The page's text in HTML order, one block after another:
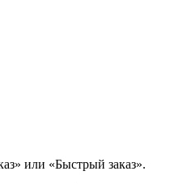
или «Быстрый заказ».